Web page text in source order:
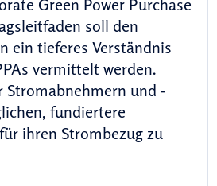
Green Power Purchase
soll den
ein tieferes Verständnis
vermittelt werden.
Stromabnehmern und -
fundiertere
ihren Strombezug zu